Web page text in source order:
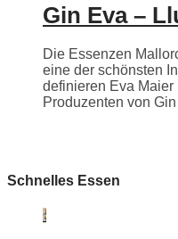
Gin Eva –
Die Essenzen
eine der schönsten
definieren Eva
Produzenten von
Schnelles Essen